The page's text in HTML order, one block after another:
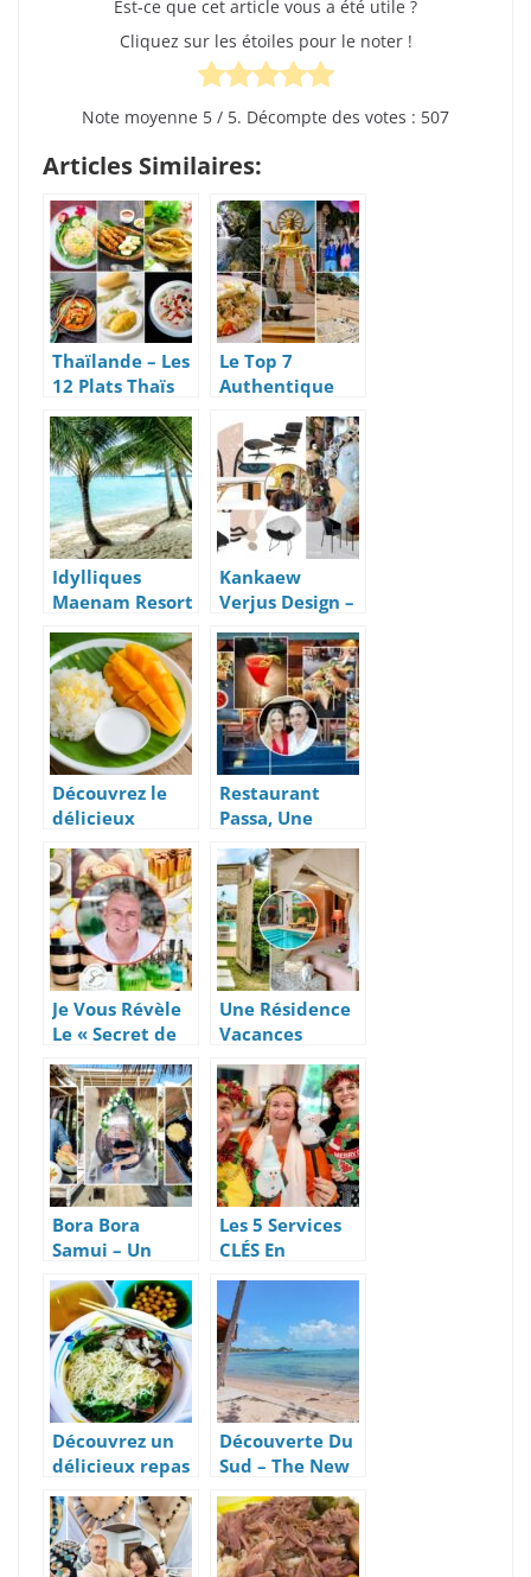
Est-ce que cet article vous a été utile ?
Cliquez sur les étoiles pour le noter !
Note moyenne 5 / 5. Décompte des votes : 507
Articles Similaires:
Thaïlande – Les
12 Plats Thaïs
Les Plus
Succulents
Le Top 7
Authentique
Des Activités
2021 À Koh
Samui
Idylliques
Maenam Resort
et Toh Kin Khao
Restaurant Sur
La Plage
Kankaew
Verjus Design –
Architecture,
Construction Et
Magasin De
Meubles
Contemporains
Découvrez le
délicieux
Mango Sticky
Rice à Koh
Samui en
Thaïlande
Restaurant
Passa, Une
Cuisine Fusion
Et Raffinée à
Maenam, Koh
Samui
Je Vous Révèle
Le « Secret de
Samui », De Sa
Nature Aux
Cosmétiques
Une Résidence
Vacances
Glamour avec
Tentes De Luxe
Ou Villas
piscines
Bora Bora
Samui – Un
Restaurant
Lounge Coup de
Cœur
Les 5 Services
CLÉS En
Location Villa
Pour Réussir
Ses Vacances
Découvrez un
délicieux repas
raffiné sino-
thai en
livraison à 6€
Découverte Du
Sud – The New
French Kiss